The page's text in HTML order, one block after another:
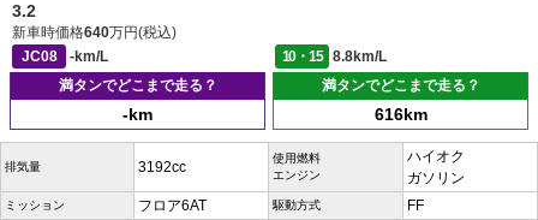
3.2
新車時価格640万円(税込)
JC08
-km/L 10・15
8.8km/L
満タンでどこまで走る？
-km
満タンでどこまで走る？
616km
排気量 3192cc
使用燃料
エンジン
ハイオク
ガソリン
ミッション フロア6AT 駆動方式 FF